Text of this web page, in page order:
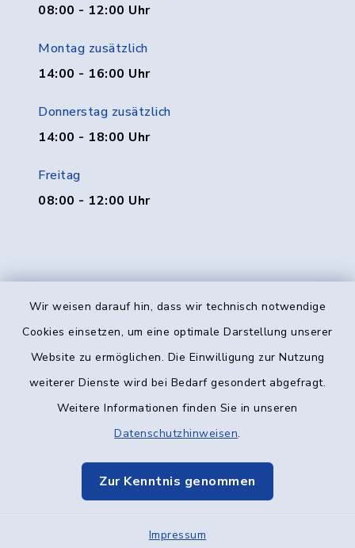
Wir weisen darauf hin, dass wir technisch notwendige
Cookies einsetzen, um eine optimale Darstellung unserer
Website zu ermöglichen. Die Einwilligung zur Nutzung
weiterer Dienste wird bei Bedarf gesondert abgefragt.
Weitere Informationen finden Sie in unseren
Datenschutzhinweisen.
Zur Kenntnis genommen
Impressum
08:00 - 12:00 Uhr
Montag zusätzlich
14:00 - 16:00 Uhr
Donnerstag zusätzlich
14:00 - 18:00 Uhr
Freitag
08:00 - 12:00 Uhr
Kontakt
Datenschutz
Elektronische Kommunikation
Sitemap